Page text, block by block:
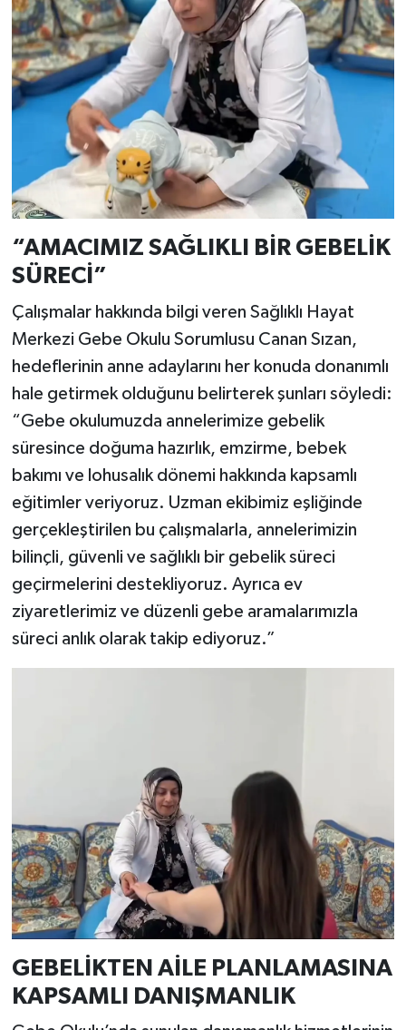
“AMACIMIZ SAĞLIKLI BİR GEBELİK
SÜRECİ”
Çalışmalar hakkında bilgi veren Sağlıklı Hayat
Merkezi Gebe Okulu Sorumlusu Canan Sızan,
hedeflerinin anne adaylarını her konuda donanımlı
hale getirmek olduğunu belirterek şunları söyledi:
“Gebe okulumuzda annelerimize gebelik
süresince doğuma hazırlık, emzirme, bebek
bakımı ve lohusalık dönemi hakkında kapsamlı
eğitimler veriyoruz. Uzman ekibimiz eşliğinde
gerçekleştirilen bu çalışmalarla, annelerimizin
bilinçli, güvenli ve sağlıklı bir gebelik süreci
geçirmelerini destekliyoruz. Ayrıca ev
ziyaretlerimiz ve düzenli gebe aramalarımızla
süreci anlık olarak takip ediyoruz.”
GEBELİKTEN AİLE PLANLAMASINA
KAPSAMLI DANIŞMANLIK